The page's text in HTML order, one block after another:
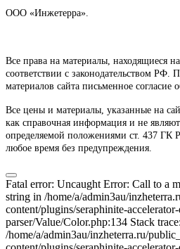
ООО «Инжетерра».
Все права на материалы, находящиеся
соответствии с законодательством РФ.
материалов сайта письменное согласие
Все цены и материалы, указанные на
как справочная информация и не
определяемой положениями ст. 437 ГК
любое время без предупреждения.
Fatal error: Uncaught Error: Call to a
string in /home/a/admin3au/
content/plugins/seraphinite-
parser/Value/Color.php:134 Stack
/home/a/admin3au/inzheterra.ru/